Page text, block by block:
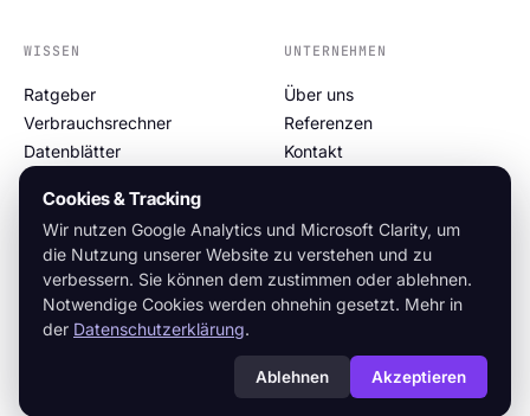
WISSEN
Ratgeber
Verbrauchsrechner
Datenblätter
UNTERNEHMEN
Über uns
Referenzen
Kontakt
Datenschutz
Cookie-Richtlinie
Made in Germany · Nanotechnologie seit 1998 · v.2026.05.31
Cookies & Tracking
Wir nutzen Google Analytics und Microsoft Clarity, um
die Nutzung unserer Website zu verstehen und zu
verbessern. Sie können dem zustimmen oder ablehnen.
Notwendige Cookies werden ohnehin gesetzt. Mehr in
der Datenschutzerklärung.
Ablehnen Akzeptieren